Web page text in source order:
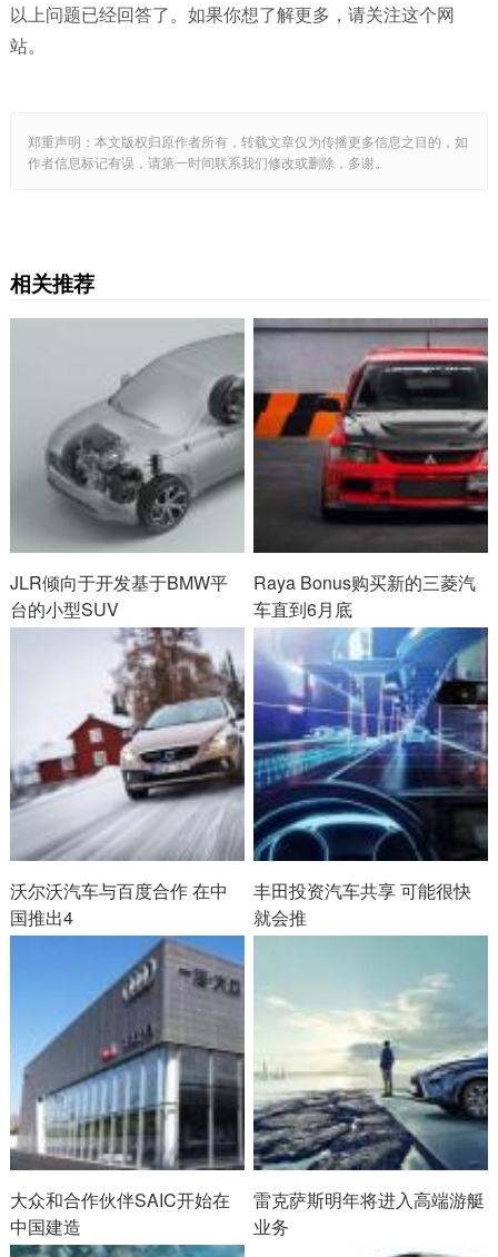
以上问题已经回答了。如果你想了解更多，请关注这个网
站。
郑重声明：本文版权归原作者所有，转载文章仅为传播更多信息之目的，如
作者信息标记有误，请第一时间联系我们修改或删除，多谢。
相关推荐
JLR倾向于开发基于BMW平
台的小型SUV
Raya Bonus购买新的三菱汽
车直到6月底
沃尔沃汽车与百度合作 在中
国推出4
丰田投资汽车共享 可能很快
就会推
大众和合作伙伴SAIC开始在
中国建造
雷克萨斯明年将进入高端游艇
业务